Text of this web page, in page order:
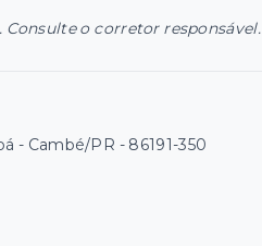
Consulte o corretor responsável.
- Cambé/PR - 86191-350